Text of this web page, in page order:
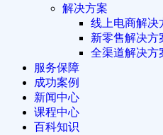
解决方案
线上电商解决
新零售解决方
全渠道解决方
服务保障
成功案例
新闻中心
课程中心
百科知识